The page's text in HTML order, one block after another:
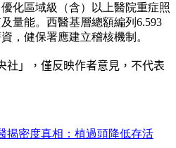
化區域級（含）以上醫院重症照
量能。西醫基層總額編列6.593
，健保署應建立稽核機制。
社」
，僅反映作者意見，不代表
揭密度真相：植過頭降低存活